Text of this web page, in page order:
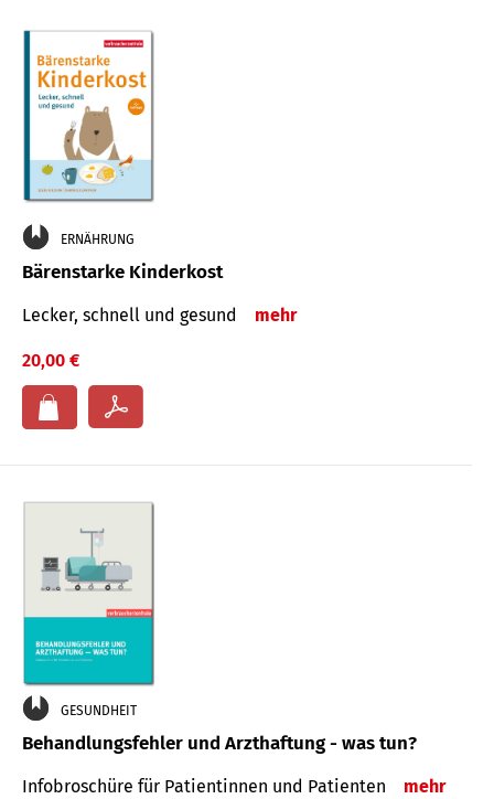
ERNÄHRUNG
Bärenstarke Kinderkost
Lecker, schnell und gesund mehr
20,00 €
GESUNDHEIT
Behandlungsfehler und Arzthaftung - was tun?
Infobroschüre für Patientinnen und Patienten mehr